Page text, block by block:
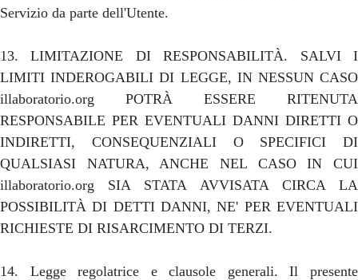
Servizio da parte dell'Utente.
13. LIMITAZIONE DI RESPONSABILITÀ. SALVI I
LIMITI INDEROGABILI DI LEGGE, IN NESSUN CASO
illaboratorio.org POTRÀ ESSERE RITENUTA
RESPONSABILE PER EVENTUALI DANNI DIRETTI O
INDIRETTI, CONSEQUENZIALI O SPECIFICI DI
QUALSIASI NATURA, ANCHE NEL CASO IN CUI
illaboratorio.org SIA STATA AVVISATA CIRCA LA
POSSIBILITÀ DI DETTI DANNI, NE' PER EVENTUALI
RICHIESTE DI RISARCIMENTO DI TERZI.
14. Legge regolatrice e clausole generali. Il presente